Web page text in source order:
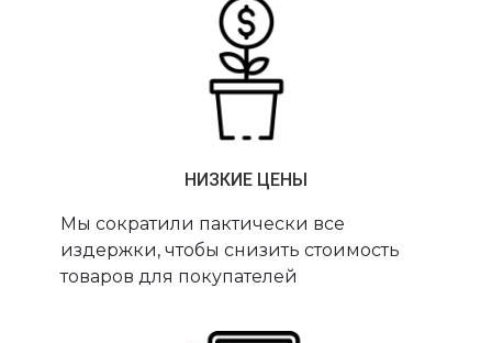
НИЗКИЕ ЦЕНЫ
Мы сократили пактически все
издержки, чтобы снизить стоимость
товаров для покупателей